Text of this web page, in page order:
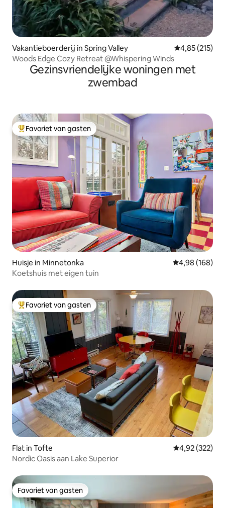
Vakantieboerderij in Spring Valley Gemiddelde
4,85 (215)
Woods Edge Cozy Retreat @Whispering Winds
Gezinsvriendelijke woningen met
zwembad
Topfavoriet van gasten
Favoriet van gasten
Huisje in Minnetonka Gemiddelde
4,98 (168)
Koetshuis met eigen tuin
Topfavoriet van gasten
Favoriet van gasten
Flat in Tofte Gemiddelde
4,92 (322)
Nordic Oasis aan Lake Superior
Favoriet van gasten
Favoriet van gasten